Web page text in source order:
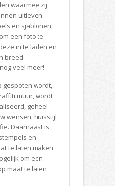
waarmee zij
uitleven
en sjablonen,
een foto te
in te laden en
breed
veel meer!
gespoten wordt,
muur, wordt
geheel
wensen, huisstijl
Daarnaast is
en
te laten maken
om een
maat te laten